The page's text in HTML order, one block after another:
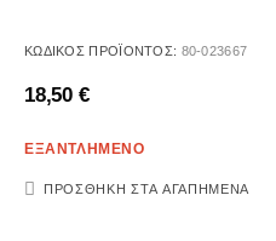
ΚΩΔΙΚΌΣ ΠΡΟΪΌΝΤΟΣ: 80-023667
18,50 €
ΕΞΑΝΤΛΗΜΕΝΟ
ΠΡΟΣΘΉΚΗ ΣΤΑ ΑΓΑΠΗΜΈΝΑ